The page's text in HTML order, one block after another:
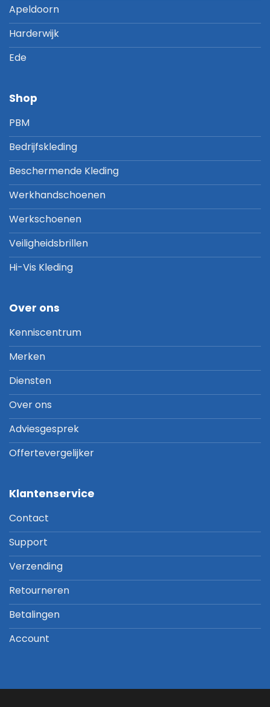
Apeldoorn
Harderwijk
Ede
Shop
PBM
Bedrijfskleding
Beschermende Kleding
Werkhandschoenen
Werkschoenen
Veiligheidsbrillen
Hi-Vis Kleding
Over ons
Kenniscentrum
Merken
Diensten
Over ons
Adviesgesprek
Offertevergelijker
Klantenservice
Contact
Support
Verzending
Retourneren
Betalingen
Account